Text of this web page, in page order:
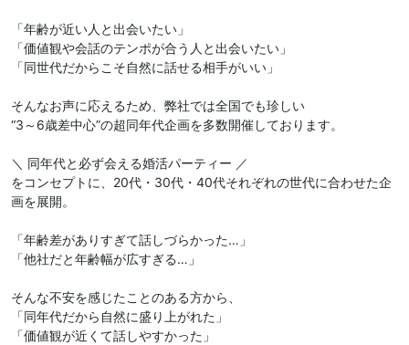
「年齢が近い人と出会いたい」
「価値観や会話のテンポが合う人と出会いたい」
「同世代だからこそ自然に話せる相手がいい」
そんなお声に応えるため、弊社では全国でも珍しい
“3～6歳差中心”の超同年代企画を多数開催しております。
＼ 同年代と必ず会える婚活パーティー ／
をコンセプトに、20代・30代・40代それぞれの世代に合わせた企
画を展開。
「年齢差がありすぎて話しづらかった…」
「他社だと年齢幅が広すぎる…」
そんな不安を感じたことのある方から、
「同年代だから自然に盛り上がれた」
「価値観が近くて話しやすかった」